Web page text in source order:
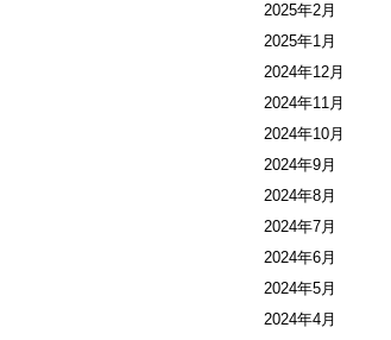
2025年2月
2025年1月
2024年12月
2024年11月
2024年10月
2024年9月
2024年8月
2024年7月
2024年6月
2024年5月
2024年4月